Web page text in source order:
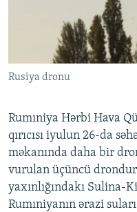
Rusiya dronu
Rumıniya Hərbi Hava
qırıcısı iyulun 26-da
məkanında daha bir
vurulan üçüncü
yaxınlığındakı Sulina-
Rumıniyanın ərazi